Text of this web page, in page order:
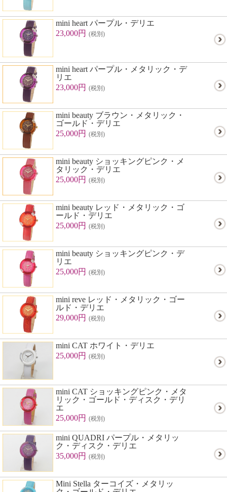
mini heart パープル・デリエ
23,000円 (税別)
mini heart パープル・メタリック・デ
リエ
23,000円 (税別)
mini beauty ブラウン・メタリック・
ゴールド・デリエ
25,000円 (税別)
mini beauty ショッキングピンク・メ
タリック・デリエ
25,000円 (税別)
mini beauty レッド・メタリック・ゴ
ールド・デリエ
25,000円 (税別)
mini beauty ショッキングピンク・デ
リエ
25,000円 (税別)
mini reve レッド・メタリック・ゴー
ルド・デリエ
29,000円 (税別)
mini CAT ホワイト・デリエ
25,000円 (税別)
mini CAT ショッキングピンク・メタ
リック・ゴールド・ディスク・デリ
エ
25,000円 (税別)
mini QUADRI パープル・メタリッ
ク・ディスク・デリエ
35,000円 (税別)
Mini Stella ターコイズ・メタリッ